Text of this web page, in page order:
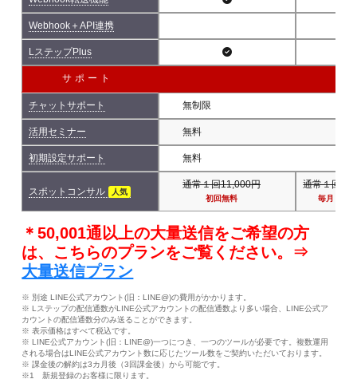
Webhook＋API連携
LステップPlus
サポート
チャットサポート 無制限
活用セミナー 無料
初期設定サポート 無料
スポットコンサル 人気
通常１回11,000円
初回無料
通常１回
毎月１回
＊50,001通以上の大量送信をご希望の方
は、こちらのプランをご覧ください。⇒
大量送信プラン
※ 別途 LINE公式アカウント(旧：LINE@)の費用がかかります。
※ Lステップの配信通数がLINE公式アカウントの配信通数より多い場合、LINE公式ア
カウントの配信通数分のみ送ることができます。
※ 表示価格はすべて税込です。
※ LINE公式アカウント(旧：LINE@)一つにつき、一つのツールが必要です。複数運用
される場合はLINE公式アカウント数に応じたツール数をご契約いただいております。
※ 課金後の解約は3カ月後（3回課金後）から可能です。
※1 新規登録のお客様に限ります。